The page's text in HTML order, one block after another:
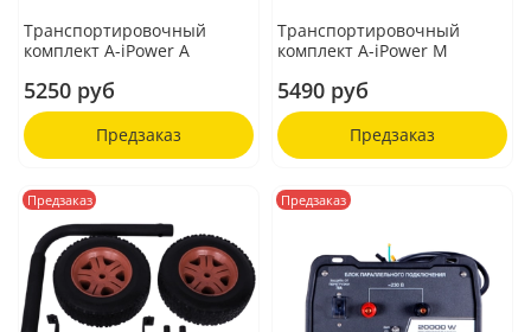
Транспортировочный
комплект A-iPower A
5250 руб
Предзаказ
Транспортировочный
комплект A-iPower M
5490 руб
Предзаказ
Предзаказ Предзаказ